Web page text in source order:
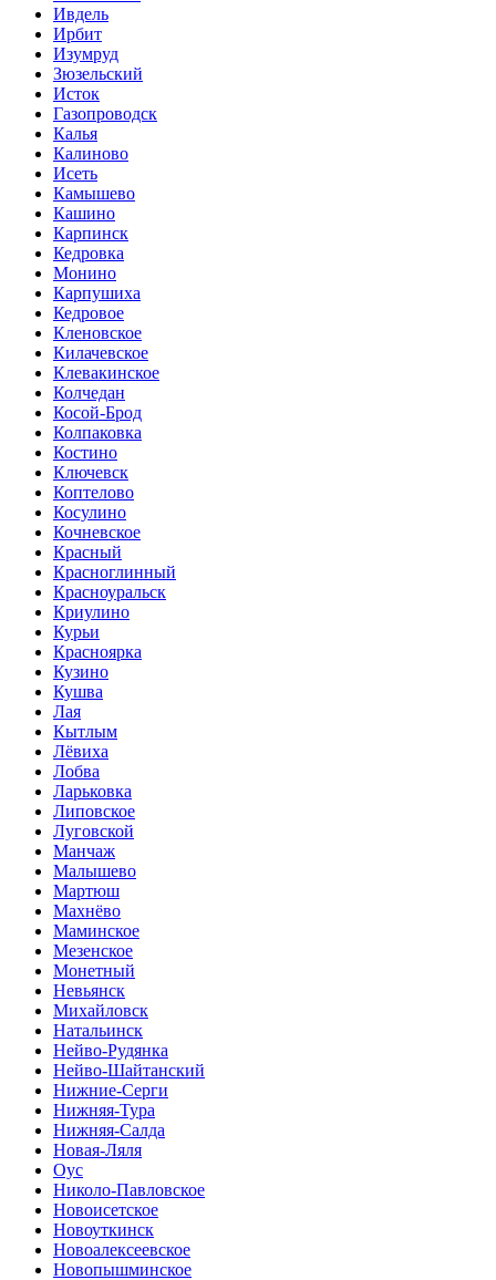
Ивдель
Ирбит
Изумруд
Зюзельский
Исток
Газопроводск
Калья
Калиново
Исеть
Камышево
Кашино
Карпинск
Кедровка
Монино
Карпушиха
Кедровое
Кленовское
Килачевское
Клевакинское
Колчедан
Косой-Брод
Колпаковка
Костино
Ключевск
Коптелово
Косулино
Кочневское
Красный
Красноглинный
Красноуральск
Криулино
Курьи
Красноярка
Кузино
Кушва
Лая
Кытлым
Лёвиха
Лобва
Ларьковка
Липовское
Луговской
Манчаж
Малышево
Мартюш
Махнёво
Маминское
Мезенское
Монетный
Невьянск
Михайловск
Натальинск
Нейво-Рудянка
Нейво-Шайтанский
Нижние-Серги
Нижняя-Тура
Нижняя-Салда
Новая-Ляля
Оус
Николо-Павловское
Новоисетское
Новоуткинск
Новоалексеевское
Новопышминское